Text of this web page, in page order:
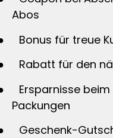
Abos
Bonus für treue
Rabatt für den
Ersparnisse
Packungen
Geschenk-